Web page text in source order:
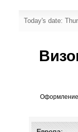
Today's date:
Оформление